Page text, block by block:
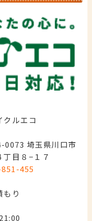
クルエコ
0073 埼玉県川口市
丁目８−１７
455
もり